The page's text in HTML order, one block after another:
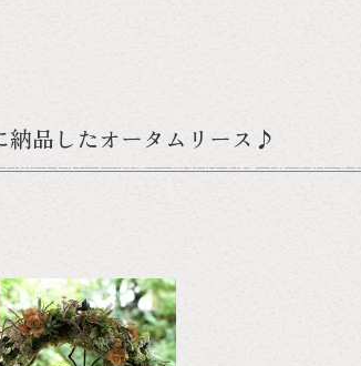
納品したオータムリース♪